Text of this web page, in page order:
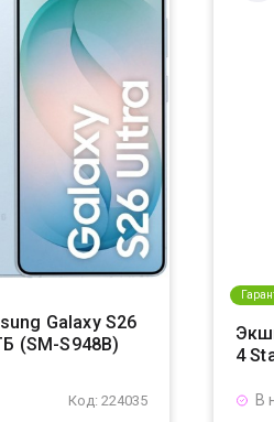
Galaxy S26
(SM-S948B)
Код: 224035
4
В